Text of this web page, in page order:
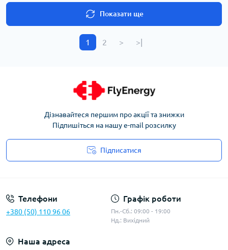
Показати ще
1 2 > >|
Дізнавайтеся першим про акції та знижки
Підпишіться на нашу e-mail розсилку
Підписатися
Телефони
+380 (50) 110 96 06
Графік роботи
Пн.-Сб.: 09:00 - 19:00
Нд.: Вихідний
Наша адреса